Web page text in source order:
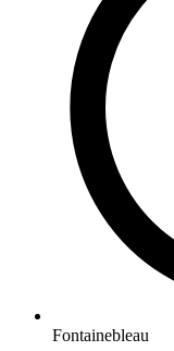
Fontainebleau